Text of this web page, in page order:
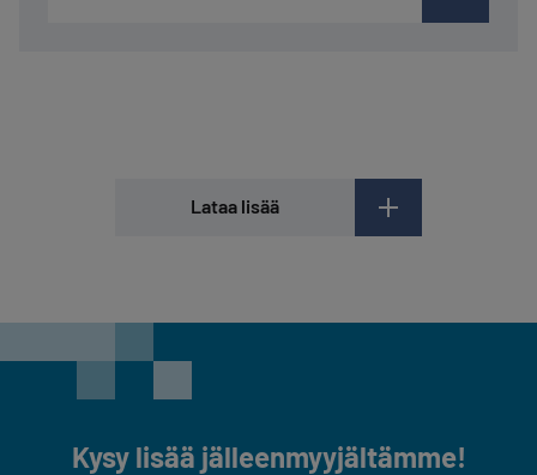
Lataa lisää
Kysy lisää jälleenmyyjältämme!